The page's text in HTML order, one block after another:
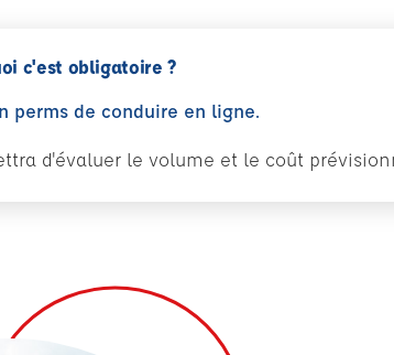
c'est obligatoire ?
perms de conduire en ligne.
d'évaluer le volume et le coût